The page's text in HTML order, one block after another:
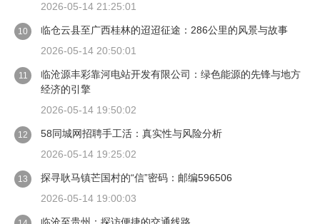
2026-05-14 21:25:01
10
临仓云县至广西桂林的迢迢征途：286公里的风景与故事
2026-05-14 20:50:01
11
临沧源丰彩靠河电站开发有限公司：绿色能源的先锋与地方
经济的引擎
2026-05-14 19:50:02
12
58同城网招聘手工活：真实性与风险分析
2026-05-14 19:25:02
13
探寻耿马镇芒国村的“信”密码：邮编596506
2026-05-14 19:00:03